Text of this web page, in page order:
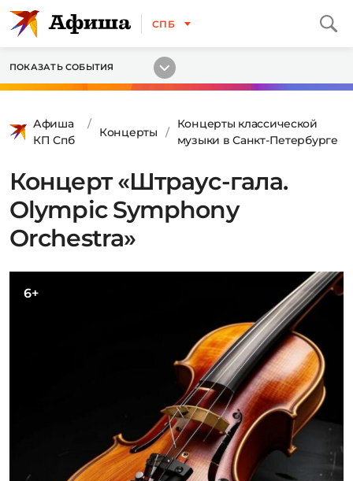
СПБ
ПОКАЗАТЬ СОБЫТИЯ
Афиша
КП Спб
Концерты
Концерты классической
музыки в Санкт-Петербурге
Концерт «Штраус-гала.
Olympic Symphony
Orchestra»
6+